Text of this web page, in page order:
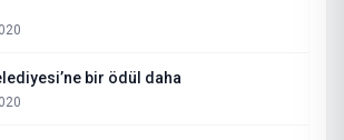
bir ödül daha